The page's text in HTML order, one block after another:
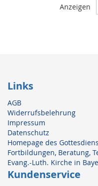
Anzeigen
Links
AGB
Widerrufsbelehrung
Impressum
Datenschutz
Homepage des
Fortbildungen, Beratung,
Evang.-Luth. Kirche in
Kundenservice